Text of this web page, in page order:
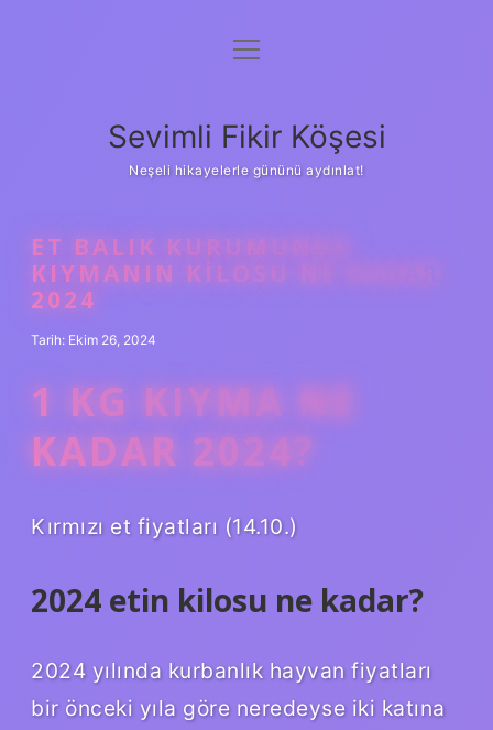
Anasayfa
Yasal Uyarı
menüyü
Sevimli Fikir Köşesi
Neşeli hikayelerle gününü aydınlat!
ET BALIK KURUMUNDA
KIYMANIN KILOSU NE KADAR
2024
Tarih: Ekim 26, 2024
1 KG KIYMA NE
KADAR 2024?
Kırmızı et fiyatları (14.10.)
2024 etin kilosu ne kadar?
2024 yılında kurbanlık hayvan fiyatları
bir önceki yıla göre neredeyse iki katına